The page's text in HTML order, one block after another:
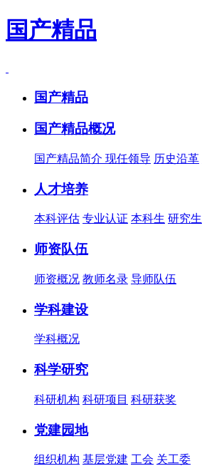
国产精品
国产精品
国产精品概况
国产精品简介 现任领导 历史沿革
人才培养
本科评估 专业认证 本科生 研究生
师资队伍
师资概况 教师名录 导师队伍
学科建设
学科概况
科学研究
科研机构 科研项目 科研获奖
党建园地
组织机构 基层党建 工会 关工委